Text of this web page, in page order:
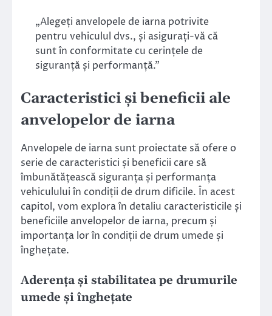
„Alegeți anvelopele de iarna potrivite
pentru vehiculul dvs., și asigurați-vă că
sunt în conformitate cu cerințele de
siguranță și performanță.”
Caracteristici și beneficii ale
anvelopelor de iarna
Anvelopele de iarna sunt proiectate să ofere o
serie de caracteristici și beneficii care să
îmbunătățească siguranța și performanța
vehiculului în condiții de drum dificile. În acest
capitol, vom explora în detaliu caracteristicile și
beneficiile anvelopelor de iarna, precum și
importanța lor în condiții de drum umede și
înghețate.
Aderența și stabilitatea pe drumurile
umede și înghețate